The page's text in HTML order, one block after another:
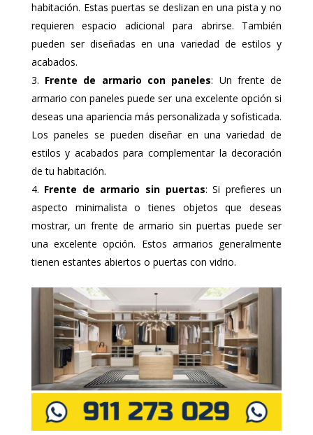
habitación. Estas puertas se deslizan en una pista y no
requieren espacio adicional para abrirse. También
pueden ser diseñadas en una variedad de estilos y
acabados.
Frente de armario con paneles: Un frente de
armario con paneles puede ser una excelente opción si
deseas una apariencia más personalizada y sofisticada.
Los paneles se pueden diseñar en una variedad de
estilos y acabados para complementar la decoración
de tu habitación.
Frente de armario sin puertas: Si prefieres un
aspecto minimalista o tienes objetos que deseas
mostrar, un frente de armario sin puertas puede ser
una excelente opción. Estos armarios generalmente
tienen estantes abiertos o puertas con vidrio.